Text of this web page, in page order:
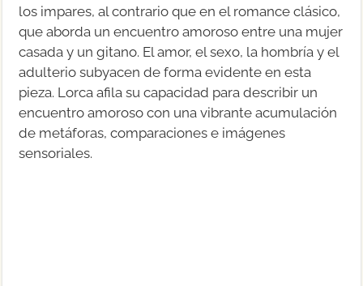
los impares, al contrario que en el romance clásico,
que aborda un encuentro amoroso entre una mujer
casada y un gitano. El amor, el sexo, la hombría y el
adulterio subyacen de forma evidente en esta
pieza. Lorca afila su capacidad para describir un
encuentro amoroso con una vibrante acumulación
de metáforas, comparaciones e imágenes
sensoriales.